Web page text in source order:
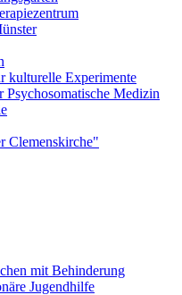
kulturelle Experimente
Psychosomatische Medizin
Clemenskirche"
mit Behinderung
Jugendhilfe